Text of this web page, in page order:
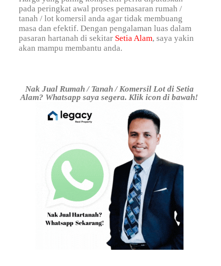
pada peringkat awal proses pemasaran rumah /
tanah / lot komersil anda agar tidak membuang
masa dan efektif. Dengan pengalaman luas dalam
pasaran hartanah di sekitar Setia Alam, saya yakin
akan mampu membantu anda.
Nak Jual Rumah / Tanah / Komersil Lot di Setia
Alam? Whatsapp saya segera. Klik icon di bawah!